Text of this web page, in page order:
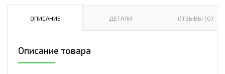
сэндвич-
ширина
1000
ОПИСАНИЕ ДЕТАЛИ ОТЗЫВЫ (0)
Описание товара